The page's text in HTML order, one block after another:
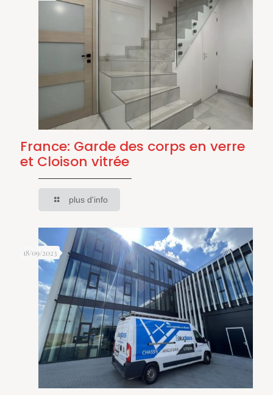
France: Garde des corps en verre
et Cloison vitrée
plus d'info
18/09/2023